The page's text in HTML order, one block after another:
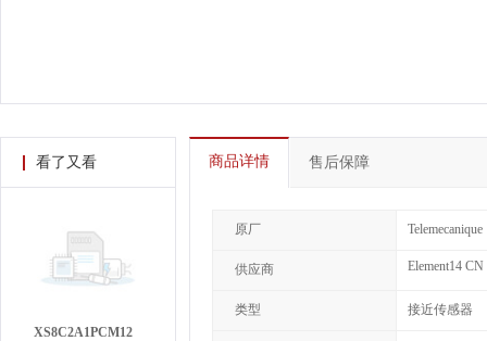
看了又看
XS8C2A1PCM12
商品详情 售后保障
原厂 Telemecanique
供应商 Element14 CN
类型 接近传感器